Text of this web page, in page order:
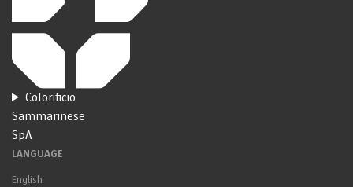
Colorificio
Sammarinese
SpA
LANGUAGE
English